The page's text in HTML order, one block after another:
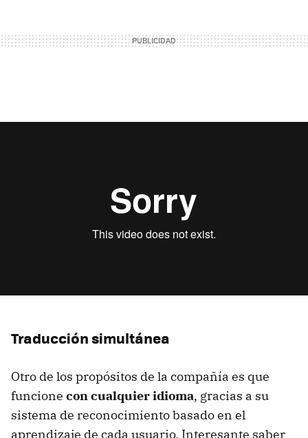
Traducción simultánea
Otro de los propósitos de la compañía es que
funcione con cualquier idioma, gracias a su
sistema de reconocimiento basado en el
aprendizaje de cada usuario. Interesante saber